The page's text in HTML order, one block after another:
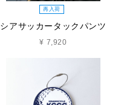
再入荷
シアサッカータックパンツ
¥ 7,920